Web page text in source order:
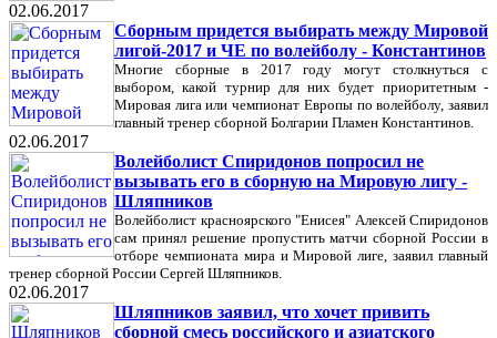
02.06.2017
Сборным придется выбирать между Мировой
лигой-2017 и ЧЕ по волейболу - Константинов
Многие сборные в 2017 году могут столкнуться с
выбором, какой турнир для них будет приоритетным -
Мировая лига или чемпионат Европы по волейболу, заявил
главный тренер сборной Болгарии Пламен Константинов.
02.06.2017
Волейболист Спиридонов попросил не
вызывать его в сборную на Мировую лигу -
Шляпников
Волейболист красноярского "Енисея" Алексей Спиридонов
сам принял решение пропустить матчи сборной России в
отборе чемпионата мира и Мировой лиге, заявил главный
тренер сборной России Сергей Шляпников.
02.06.2017
Шляпников заявил, что хочет привить
сборной смесь российского и азиатского